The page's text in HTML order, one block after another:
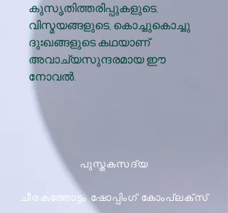
കുസൃതിത്തരിപ്പുകളുടെ,
വിസ്മയങ്ങളുടെ, കൊച്ചുകൊച്ചു
ദുഃഖങ്ങളുടെ കഥയാണ്
അവാച്യസുന്ദരമായ ഈ
നോവല്‍.
പുസ്തകസദ്യ
ചീരകത്തോട്ടം ഷോപ്പിംഗ് കോംപ്ലക്സ്